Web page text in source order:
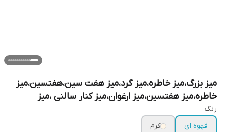
میز بزرگ،میز خاطره،میز گرد،میز هفت سین،هفتسین،میز
خاطره،میز هفتسین،میز ارغوان،میز کنار سالنی ،میز
رنگ
قهوه ای
کرم